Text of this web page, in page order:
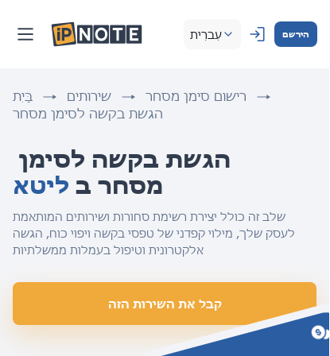
עִברִית הירשם
בַּיִת שירותים
רישום סימן מסחר
הגשת בקשה לסימן מסחר
הגשת בקשה לסימן
מסחר ב ליטא
שלב זה כולל יצירת רשימת סחורות ושירותים המותאמת
לעסק שלך, מילוי קפדני של טפסי בקשה ויפוי כוח, הגשה
אלקטרונית וטיפול בעמלות ממשלתיות
קבל את השירות הזה